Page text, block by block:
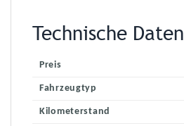
Technische Daten
Preis
Fahrzeugtyp
Kilometerstand